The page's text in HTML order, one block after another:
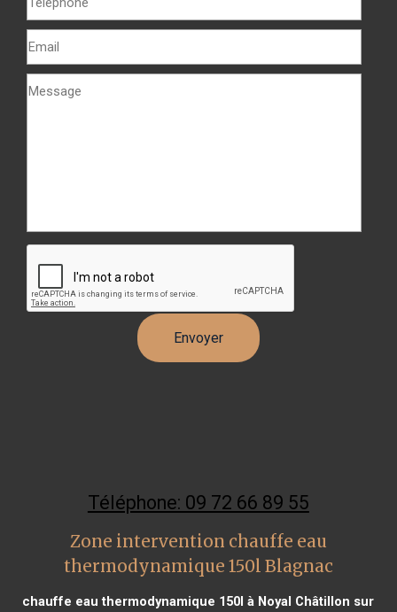
Téléphone: 09 72 66 89 55
Zone intervention chauffe eau
thermodynamique 150l Blagnac
chauffe eau thermodynamique 150l à Noyal Châtillon sur